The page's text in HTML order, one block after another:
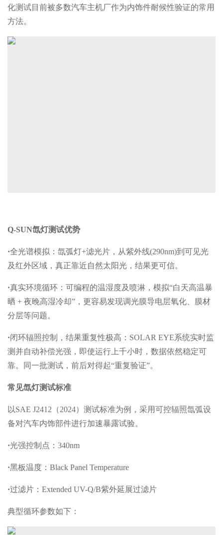
化测试目前被多数汽车主机厂作为内饰件耐候性验证的常用
方法。
Q-SUN氙灯测试优势
·全光谱模拟：氙弧灯+滤光片，从紫外线(290nm)到可见光
及红外区域，真正靠近自然太阳光，结果更可信。
·真实环境循环：可编程的温湿度及喷淋，模拟“白天高温暴
晒 + 夜晚高湿冷却”，更容易发现调光膜导电层氧化、膜材
分层等问题。
·闭环辐照控制，结果重复性极高：SOLAR EYE系统实时监
测并自动补偿光强，即使运行上千小时，数据依然稳定可
靠。同一批测试，前后对得起“重复验证”。
常见氙灯测试标准
以SAE J2412（2024）测试标准为例，采用可控辐照氙弧设
备对汽车内饰部件进行加速暴露试验。
·光强控制点：340nm
·黑板温度：Black Panel Temperature
·过滤片：Extended UV-Q/B紫外延展过滤片
典型循环参数如下：